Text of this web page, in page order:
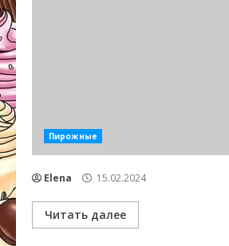
Пирожные
Elena 15.02.2024
Читать далее